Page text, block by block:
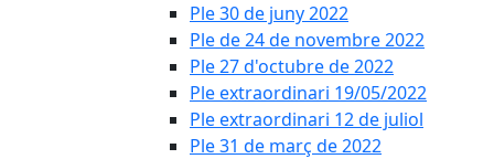
Ple 30 de juny 2022
Ple de 24 de novembre 2022
Ple 27 d'octubre de 2022
Ple extraordinari 19/05/2022
Ple extraordinari 12 de juliol
Ple 31 de març de 2022